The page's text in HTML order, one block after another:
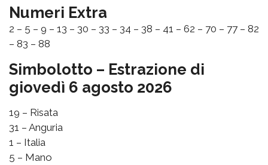
Numeri Extra
2 – 5 – 9 – 13 – 30 – 33 – 34 – 38 – 41 – 62 – 70 – 77 – 82
– 83 – 88
Simbolotto – Estrazione di
giovedì 6 agosto 2026
19 – Risata
31 – Anguria
1 – Italia
5 – Mano